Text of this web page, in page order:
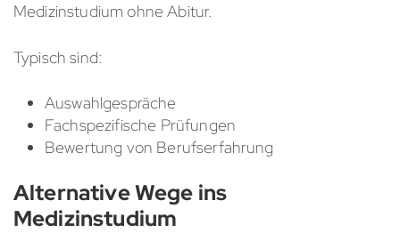
Medizinstudium ohne Abitur.
Typisch sind:
Auswahlgespräche
Fachspezifische Prüfungen
Bewertung von Berufserfahrung
Alternative Wege ins
Medizinstudium